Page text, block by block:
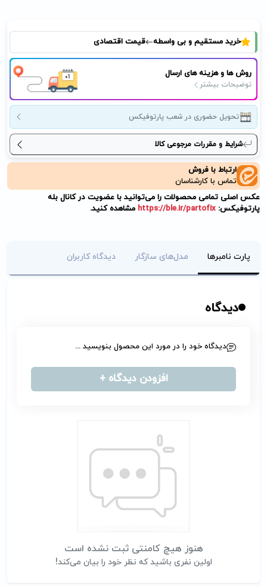
خرید مستقیم و بی واسطه قیمت اقتصادی
روش ها و هزینه های ارسال
توضیحات بیشتر
تحویل حضوری در شعب پارتوفیکس
شرایط و مقررات مرجوعی کالا
ارتباط با فروش
تماس با کارشناسان
عکس اصلی تمامی محصولات را می‌توانید با عضویت در کانال بله
پارتوفیکس: https://ble.ir/partofix مشاهده کنید.
پارت نامبرها مدل‌های سازگار دیدگاه کاربران
دیدگاه
هنوز هیچ کامنتی ثبت نشده است
اولین نفری باشید که نظر خود را بیان می‌کند!
دیدگاه خود را در مورد این محصول بنویسید ...
افزودن دیدگاه +